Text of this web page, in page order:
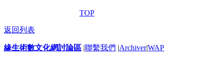
TOP
返回列表
緣生術數文化網討論區 |聯繫我們 |Archiver|WAP